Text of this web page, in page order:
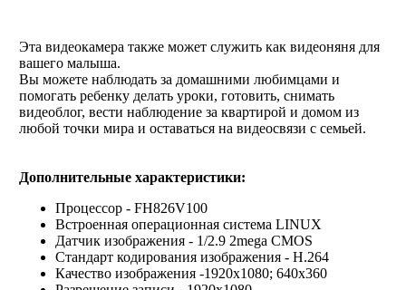
Эта видеокамера также может служить как видеоняня для
вашего малыша.
Вы можете наблюдать за домашними любимцами и
помогать ребенку делать уроки, готовить, снимать
видеоблог, вести наблюдение за квартирой и домом из
любой точки мира и оставаться на видеосвязи с семьей.
Дополнительные характеристики:
Процессор - FH826V100
Встроенная операционная система LINUX
Датчик изображения - 1/2.9 2mega CMOS
Стандарт кодирования изображения - Н.264
Качество изображения -1920х1080; 640х360